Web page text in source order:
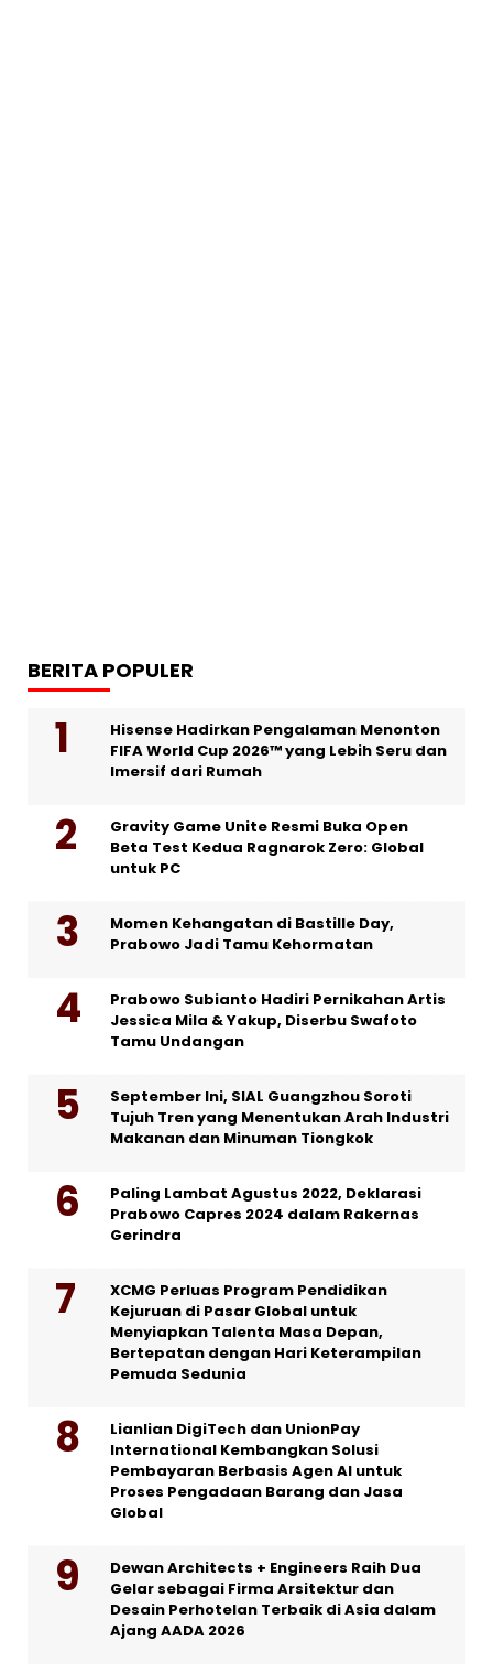
BERITA POPULER
Hisense Hadirkan Pengalaman Menonton
FIFA World Cup 2026™ yang Lebih Seru dan
Imersif dari Rumah
Gravity Game Unite Resmi Buka Open
Beta Test Kedua Ragnarok Zero: Global
untuk PC
Momen Kehangatan di Bastille Day,
Prabowo Jadi Tamu Kehormatan
Prabowo Subianto Hadiri Pernikahan Artis
Jessica Mila & Yakup, Diserbu Swafoto
Tamu Undangan
September Ini, SIAL Guangzhou Soroti
Tujuh Tren yang Menentukan Arah Industri
Makanan dan Minuman Tiongkok
Paling Lambat Agustus 2022, Deklarasi
Prabowo Capres 2024 dalam Rakernas
Gerindra
XCMG Perluas Program Pendidikan
Kejuruan di Pasar Global untuk
Menyiapkan Talenta Masa Depan,
Bertepatan dengan Hari Keterampilan
Pemuda Sedunia
Lianlian DigiTech dan UnionPay
International Kembangkan Solusi
Pembayaran Berbasis Agen AI untuk
Proses Pengadaan Barang dan Jasa
Global
Dewan Architects + Engineers Raih Dua
Gelar sebagai Firma Arsitektur dan
Desain Perhotelan Terbaik di Asia dalam
Ajang AADA 2026